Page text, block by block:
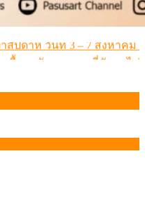
อ” แก้ปัญหาราคาโคเนื้อตก
ปดาห์ วันที่ 3 – 7 สิงหาคม
เบื้องหลังราคาหมูที่สังคมไม่
ม พระที่ 6 สิงหาคม 2569